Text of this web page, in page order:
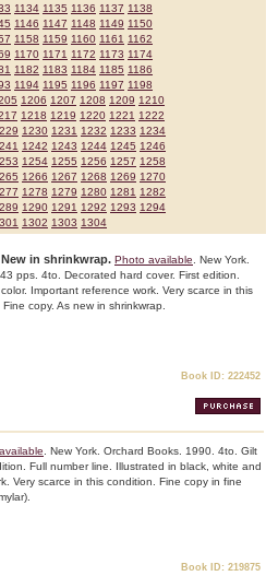
1134 1135 1136 1137 1138
1146 1147 1148 1149 1150
1158 1159 1160 1161 1162
1170 1171 1172 1173 1174
1182 1183 1184 1185 1186
1194 1195 1196 1197 1198
1206 1207 1208 1209 1210
1218 1219 1220 1221 1222
1230 1231 1232 1233 1234
1242 1243 1244 1245 1246
1254 1255 1256 1257 1258
1266 1267 1268 1269 1270
1278 1279 1280 1281 1282
1290 1291 1292 1293 1294
1302 1303 1304
in shrinkwrap. Photo available . New York.
pps. 4to. Decorated hard cover. First edition.
Important reference work. Very scarce in this
copy. As new in shrinkwrap.
Book ID: 222452
. New York. Orchard Books. 1990. 4to. Gilt
Full number line. Illustrated in black, white and
Very scarce in this condition. Fine copy in fine
Book ID: 219875